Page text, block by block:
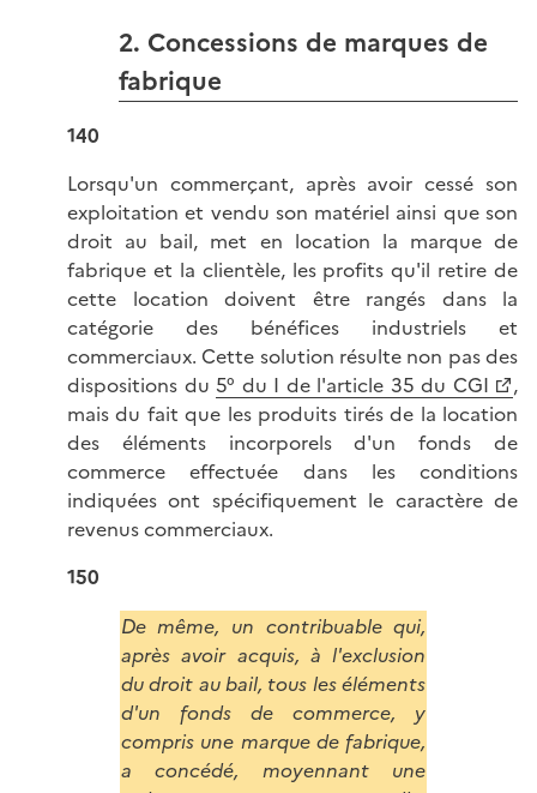
2. Concessions de marques de
fabrique
140
Lorsqu'un commerçant, après avoir cessé son
exploitation et vendu son matériel ainsi que son
droit au bail, met en location la marque de
fabrique et la clientèle, les profits qu'il retire de
cette location doivent être rangés dans la
catégorie des bénéfices industriels et
commerciaux. Cette solution résulte non pas des
dispositions du 5° du I de l'article 35 du CGI
,
mais du fait que les produits tirés de la location
des éléments incorporels d'un fonds de
commerce effectuée dans les conditions
indiquées ont spécifiquement le caractère de
revenus commerciaux.
150
De même, un contribuable qui,
après avoir acquis, à l'exclusion
du droit au bail, tous les éléments
d'un fonds de commerce, y
compris une marque de fabrique,
a concédé, moyennant une